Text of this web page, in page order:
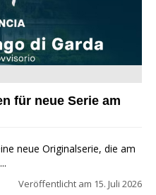
für neue Serie am
neue Originalserie, die am
Veröffentlicht am 15. Juli 2026